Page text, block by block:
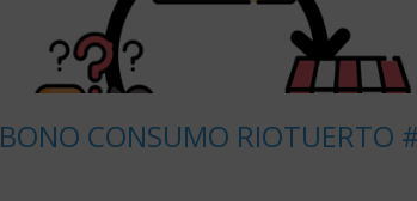
BONO CONSUMO RIOTUERTO